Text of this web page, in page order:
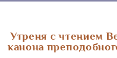
Утреня с чтением
канона